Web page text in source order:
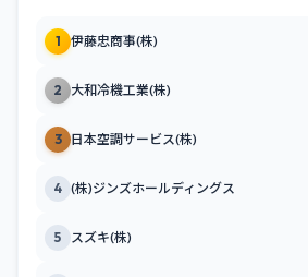
1 伊藤忠商事(株)
2 大和冷機工業(株)
3 日本空調サービス(株)
4 (株)ジンズホールディングス
5 スズキ(株)